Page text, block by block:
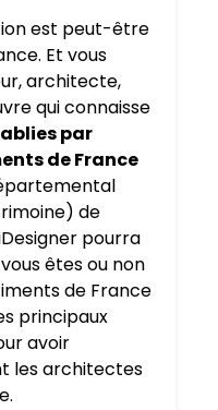
est peut-être
Et vous
architecte,
qui connaisse
par
de France
de
pourra
êtes ou non
de France
principaux
avoir
les architectes